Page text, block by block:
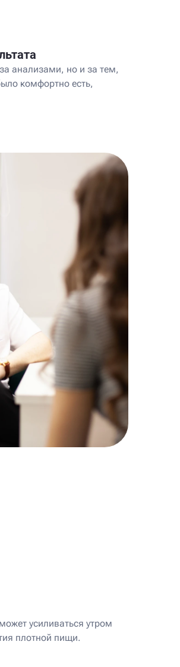
анализами, но и за тем,
комфортно есть,
усиливаться утром
плотной пищи.